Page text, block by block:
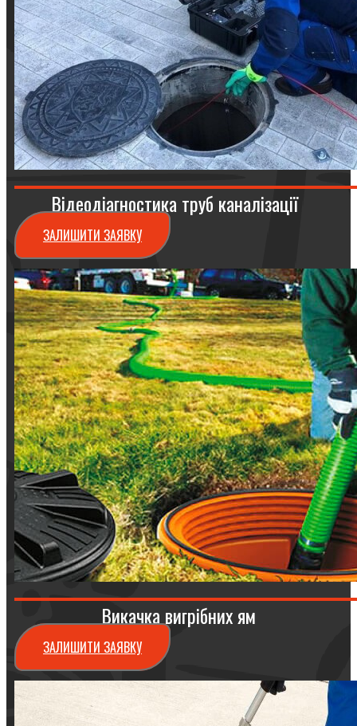
Відеодіагностика труб каналізації
ЗАЛИШИТИ ЗАЯВКУ
Викачка вигрібних ям
ЗАЛИШИТИ ЗАЯВКУ